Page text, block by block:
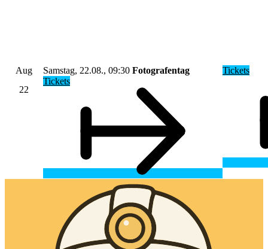
Aug
22
Samstag, 22.08., 09:30 Fotografentag
Tickets
Tickets